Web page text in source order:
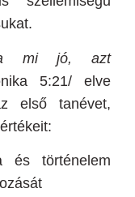
a mi jó, azt
5:21/ elve
első tanévet,
és történelem